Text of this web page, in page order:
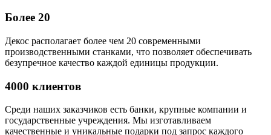
Более 20
Декос располагает более чем 20 современными
производственными станками, что позволяет обеспечивать
безупречное качество каждой единицы продукции.
4000 клиентов
Среди наших заказчиков есть банки, крупные компании и
государственные учреждения. Мы изготавливаем
качественные и уникальные подарки под запрос каждого